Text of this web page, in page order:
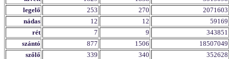
legelő
253 270
2071603
nádas
12 12
59169
rét
7 9
343851
szántó
877 1506
18507049
szőlő
339 340 352628